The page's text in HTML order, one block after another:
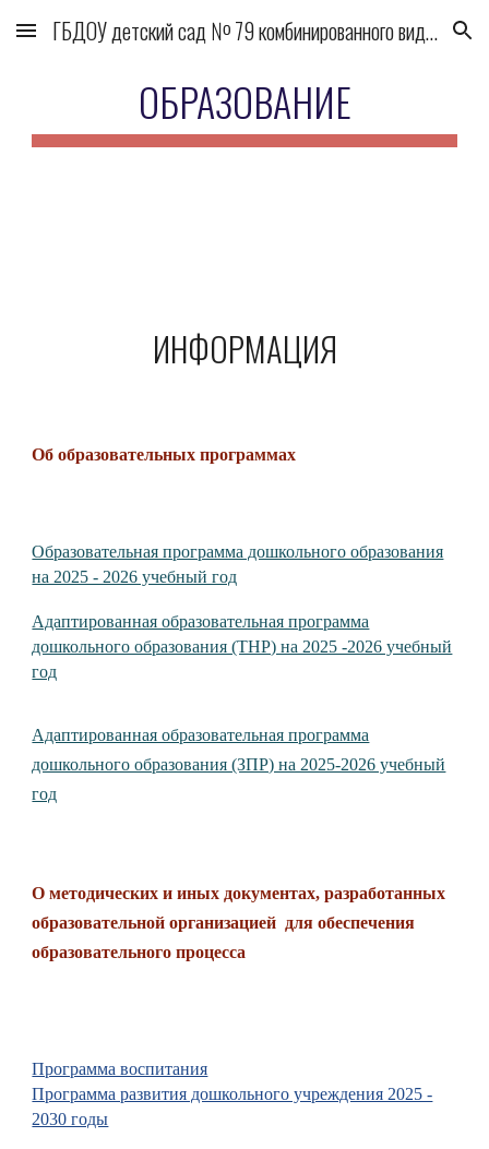
Skip to main content Skip to navigation
ГБДОУ детский сад № 79 комбинированного вида Выборгского района
ОБРАЗОВАНИЕ
ИНФОРМАЦИЯ
Об образовательных программах
Образовательная программа дошкольного образования
на 2025 - 2026 учебный год
Адаптированная образовательная программа
дошкольного образования (ТНР) на 2025 -2026 учебный
год
Адаптированная образовательная программа
дошкольного образования (ЗПР) на 2025-2026 учебный
год
О методических и иных документах, разработанных
образовательной организацией для обеспечения
образовательного процесса
Программа воспитания
Программа развития дошкольного учреждения 2025 -
2030 годы